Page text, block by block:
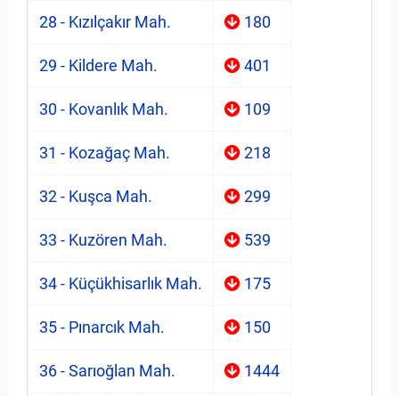
28 - Kızılçakır Mah. 180
29 - Kildere Mah. 401
30 - Kovanlık Mah. 109
31 - Kozağaç Mah. 218
32 - Kuşca Mah. 299
33 - Kuzören Mah. 539
34 - Küçükhisarlık Mah. 175
35 - Pınarcık Mah. 150
36 - Sarıoğlan Mah. 1444